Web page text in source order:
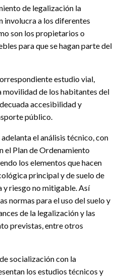
de legalización la
involucra a los diferentes
son los propietarios o
para que se hagan parte del
estudio vial,
de los habitantes del
accesibilidad y
público.
el análisis técnico, con
el Plan de Ordenamiento
los elementos que hacen
principal y de suelo de
y riesgo no mitigable. Así
normas para el uso del suelo y
de la legalización y las
previstas, entre otros
socialización con la
los estudios técnicos y